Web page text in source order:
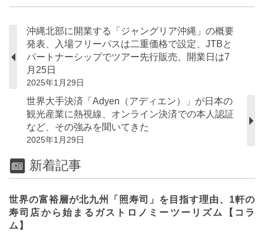
沖縄北部に開業する「ジャングリア沖縄」の概要
発表、入場フリーパスは二重価格で設定、JTBと
パートナーシップでツアー先行販売、開業日は7
月25日
2025年1月29日
世界大手決済「Adyen（アディエン）」が日本の
観光産業に熱視線、オンライン決済での本人認証
など、その強みを聞いてきた
2025年1月29日
新着記事
世界の富裕層が北九州「照寿司」を目指す理由、1軒の
寿司店から始まるガストロノミーツーリズム【コラ
ム】